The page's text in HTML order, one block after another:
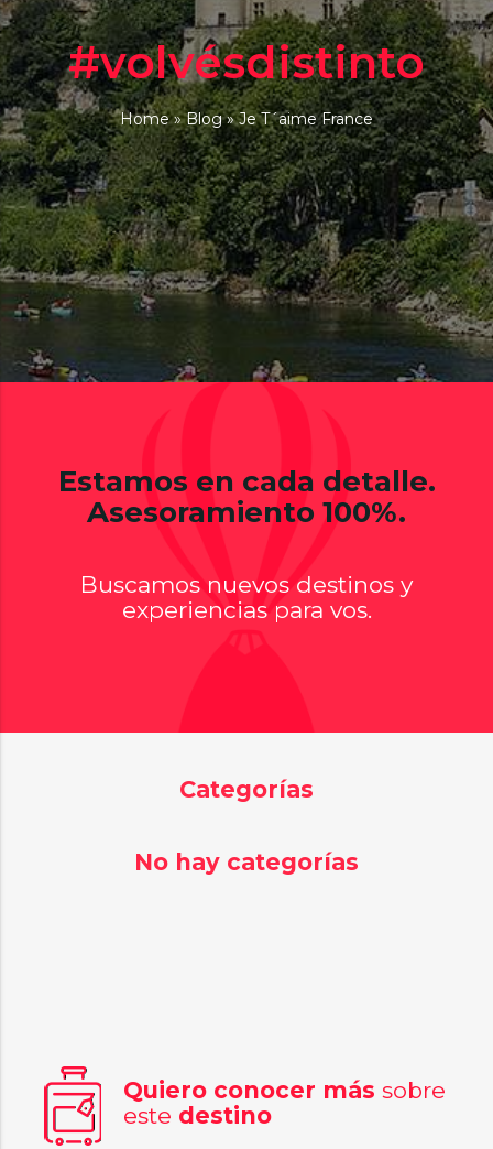
#volvésdistinto
Home»Blog»Je T´aime France
Estamos en cada detalle.
Asesoramiento 100%.
Buscamos nuevos destinos y
experiencias para vos.
Categorías
No hay categorías
Quiero conocer más sobre
este destino